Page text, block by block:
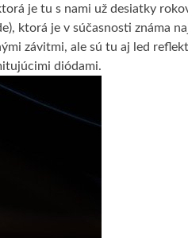
je tu s nami už desiatky
ktorá je v súčasnosti známa
závitmi, ale sú tu aj led
diódami.